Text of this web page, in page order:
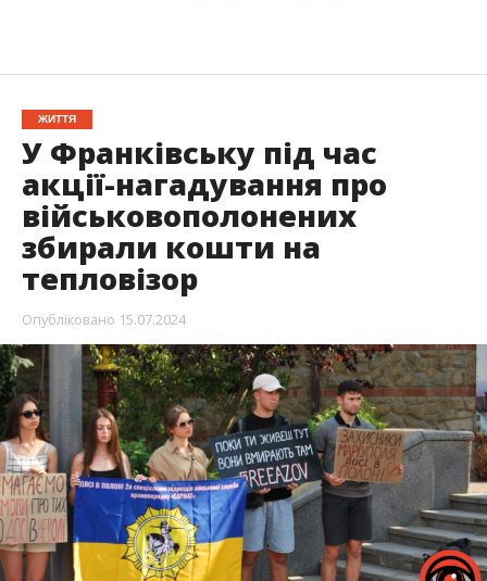
ЖИТТЯ
У Франківську під час
акції-нагадування про
військовополонених
збирали кошти на
тепловізор
Опубліковано 15.07.2024